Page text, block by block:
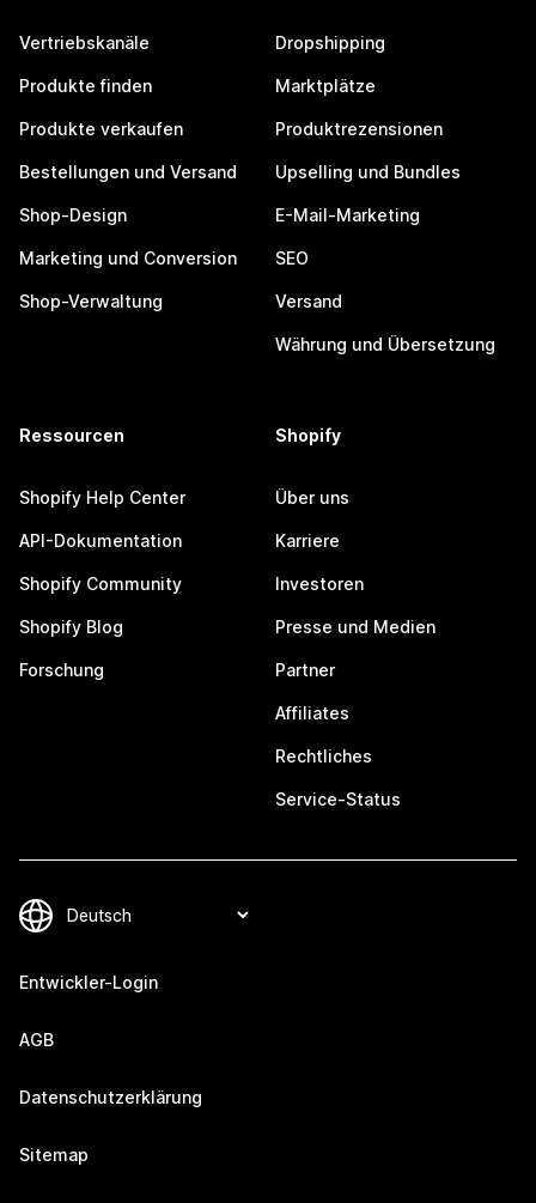
Vertriebskanäle
Produkte finden
Produkte verkaufen
Bestellungen und Versand
Shop-Design
Marketing und Conversion
Shop-Verwaltung
Dropshipping
Marktplätze
Produktrezensionen
Upselling und Bundles
E-Mail-Marketing
SEO
Versand
Währung und Übersetzung
Ressourcen
Shopify Help Center
API-Dokumentation
Shopify Community
Shopify Blog
Forschung
Shopify
Über uns
Karriere
Investoren
Presse und Medien
Partner
Affiliates
Rechtliches
Service-Status
Entwickler-Login
AGB
Datenschutzerklärung
Sitemap